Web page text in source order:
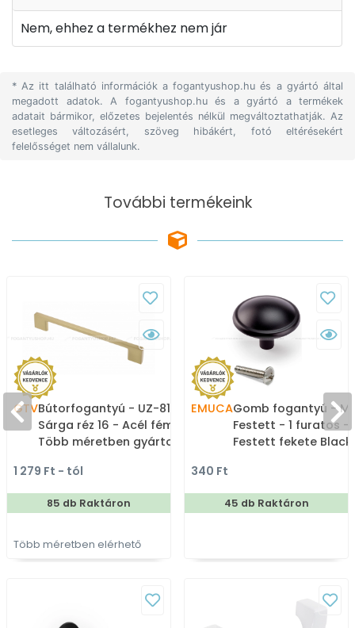
Nem, ehhez a termékhez nem jár
* Az itt található információk a fogantyushop.hu és a gyártó által
megadott adatok. A fogantyushop.hu és a gyártó a termékek
adatait bármikor, előzetes bejelentés nélkül megváltoztathatják. Az
esetleges változásért, szöveg hibákért, fotó eltérésekért
felelősséget nem vállalunk.
További termékeink
GTVBútorfogantyú - UZ-819 -
Sárga réz 16 - Acél fém -
Több méretben gyártott
bútorfogantyú
1 279 Ft - tól
85 db Raktáron
Több méretben elérhető
EMUCAGomb fogantyú -
Festett - 1 furatos -
Festett fekete
gombfogantyú,
bútorgomb
340 Ft
45 db Raktáron